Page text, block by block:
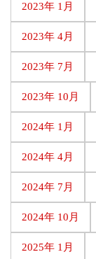
2023年 1月
2023年 4月
2023年 7月
2023年 10月
2024年 1月
2024年 4月
2024年 7月
2024年 10月
2025年 1月